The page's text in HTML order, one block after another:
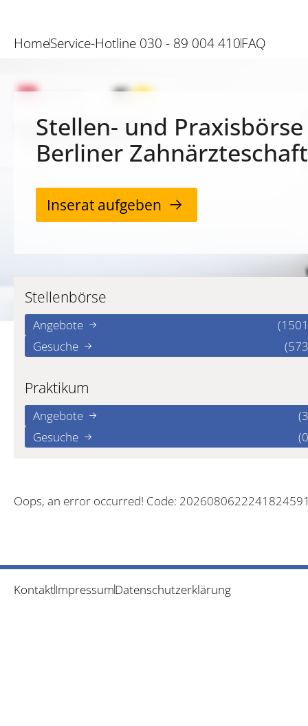
HomeService-Hotline 030 - 89 004 410FAQ
Stellen- und
Berliner Zahnärzteschaft
Inserat aufgeben
Stellenbörse
Angebote
Gesuche
Praktikum
Angebote
Gesuche
Oops, an error occurred! Code:
KontaktImpressumDatenschutzerklärung